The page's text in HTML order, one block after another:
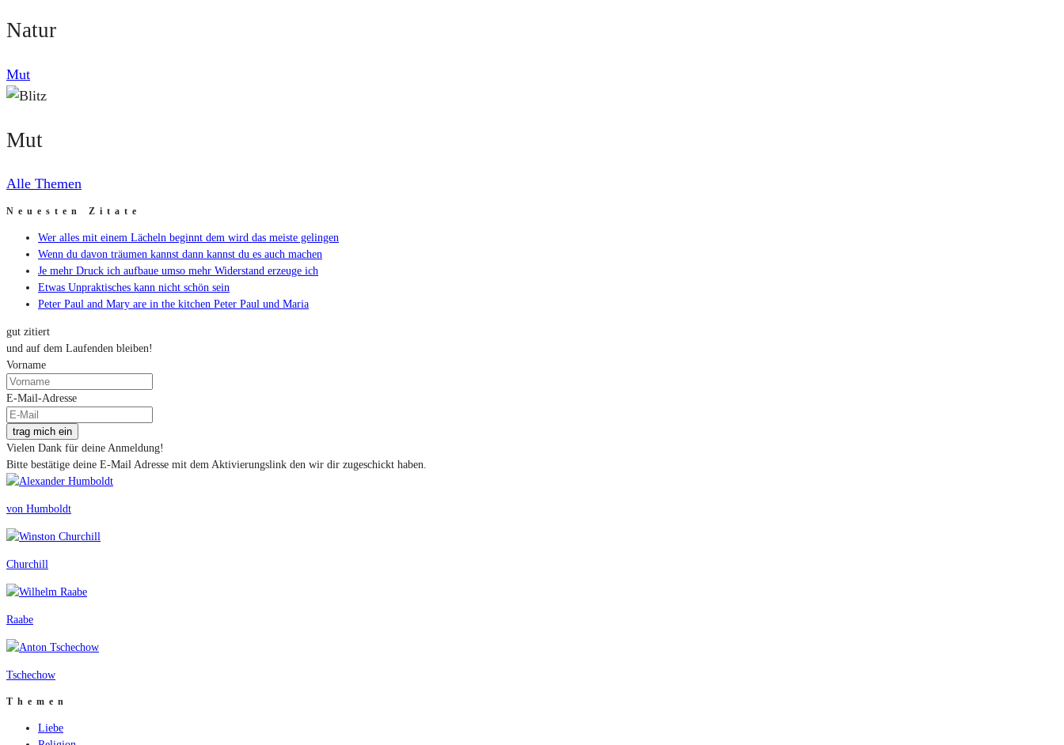
Natur
Mut
Mut
Alle Themen
Neuesten Zitate
Wer alles mit einem Lächeln beginnt dem wird das meiste gelingen
Wenn du davon träumen kannst dann kannst du es auch machen
Je mehr Druck ich aufbaue umso mehr Widerstand erzeuge ich
Etwas Unpraktisches kann nicht schön sein
Peter Paul and Mary are in the kitchen Peter Paul und Maria
gut zitiert
und auf dem Laufenden bleiben!
Vorname
E-Mail-Adresse
trag mich ein
Vielen Dank für deine Anmeldung!
Bitte bestätige deine E-Mail Adresse mit dem Aktivierungslink den wir dir zugeschickt haben.
von Humboldt
Churchill
Raabe
Tschechow
Themen
Liebe